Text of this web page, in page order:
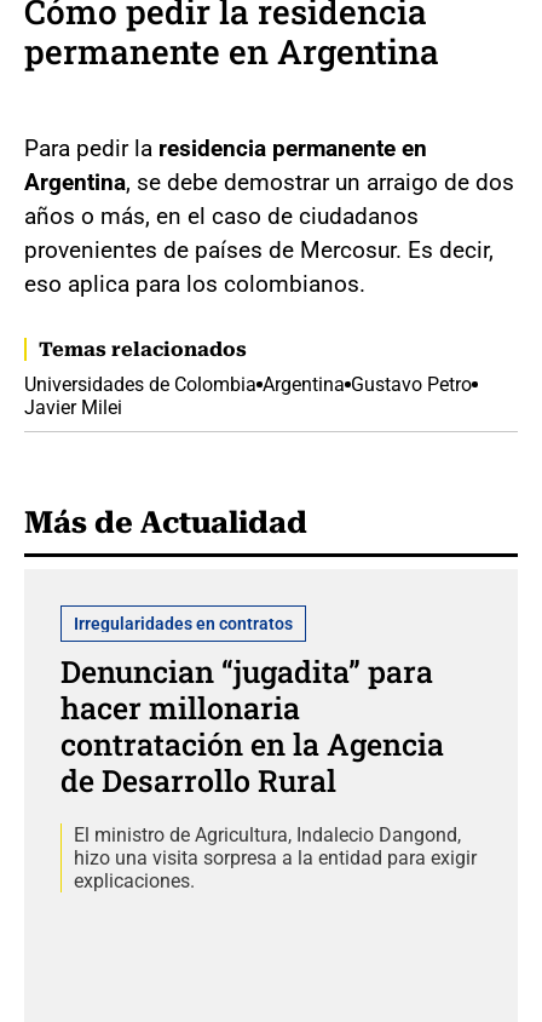
Cómo pedir la residencia
permanente en Argentina
Para pedir la residencia permanente en
Argentina, se debe demostrar un arraigo de dos
años o más, en el caso de ciudadanos
provenientes de países de Mercosur. Es decir,
eso aplica para los colombianos.
Temas relacionados
Universidades de Colombia Argentina Gustavo Petro
Javier Milei
Más de Actualidad
Irregularidades en contratos
Denuncian “jugadita” para
hacer millonaria
contratación en la Agencia
de Desarrollo Rural
El ministro de Agricultura, Indalecio Dangond,
hizo una visita sorpresa a la entidad para exigir
explicaciones.